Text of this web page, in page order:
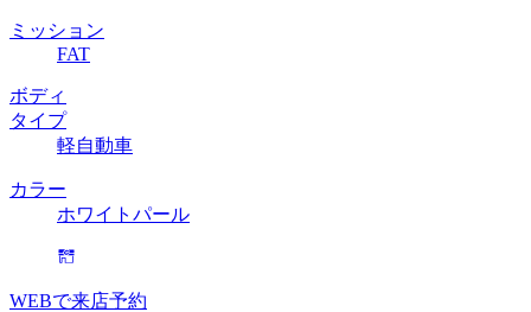
ミッション
FAT
ボディ
タイプ
軽自動車
カラー
ホワイトパール
WEBで来店予約